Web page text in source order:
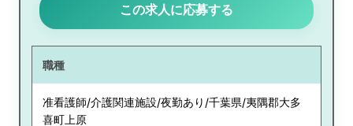
この求人に応募する
職種
准看護師/介護関連施設/夜勤あり/千葉県/夷隅郡大多
喜町上原